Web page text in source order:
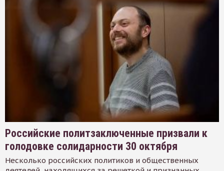
Российские политзаключенные призвали к
голодовке солидарности 30 октября
Несколько российских политиков и общественных